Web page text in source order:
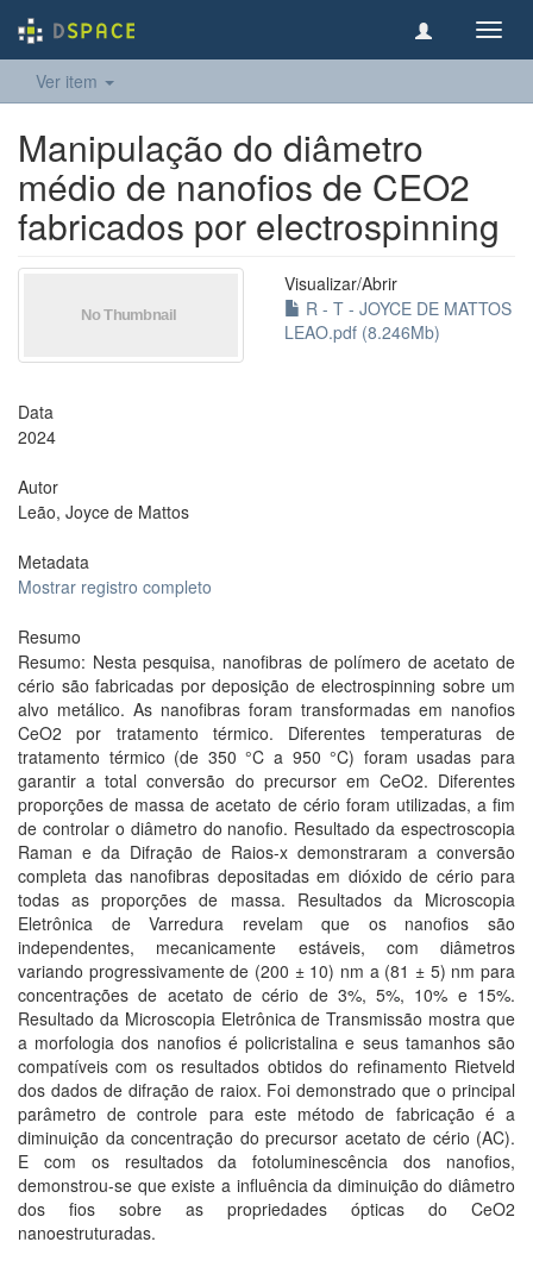
Ver item
Manipulação do diâmetro
médio de nanofios de CEO2
fabricados por electrospinning
Visualizar/Abrir
R - T - JOYCE DE MATTOS
LEAO.pdf (8.246Mb)
Data
2024
Autor
Leão, Joyce de Mattos
Metadata
Mostrar registro completo
Resumo
Resumo: Nesta pesquisa, nanofibras de polímero de acetato de
cério são fabricadas por deposição de electrospinning sobre um
alvo metálico. As nanofibras foram transformadas em nanofios
CeO2 por tratamento térmico. Diferentes temperaturas de
tratamento térmico (de 350 °C a 950 °C) foram usadas para
garantir a total conversão do precursor em CeO2. Diferentes
proporções de massa de acetato de cério foram utilizadas, a fim
de controlar o diâmetro do nanofio. Resultado da espectroscopia
Raman e da Difração de Raios-x demonstraram a conversão
completa das nanofibras depositadas em dióxido de cério para
todas as proporções de massa. Resultados da Microscopia
Eletrônica de Varredura revelam que os nanofios são
independentes, mecanicamente estáveis, com diâmetros
variando progressivamente de (200 ± 10) nm a (81 ± 5) nm para
concentrações de acetato de cério de 3%, 5%, 10% e 15%.
Resultado da Microscopia Eletrônica de Transmissão mostra que
a morfologia dos nanofios é policristalina e seus tamanhos são
compatíveis com os resultados obtidos do refinamento Rietveld
dos dados de difração de raiox. Foi demonstrado que o principal
parâmetro de controle para este método de fabricação é a
diminuição da concentração do precursor acetato de cério (AC).
E com os resultados da fotoluminescência dos nanofios,
demonstrou-se que existe a influência da diminuição do diâmetro
dos fios sobre as propriedades ópticas do CeO2
nanoestruturadas.